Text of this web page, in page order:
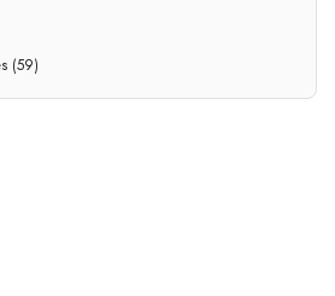
(59)